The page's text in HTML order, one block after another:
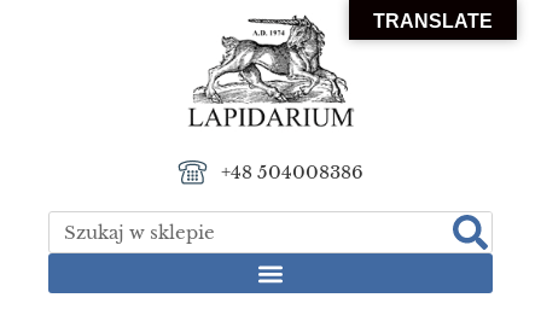
+48 504008386
TRANSLATE